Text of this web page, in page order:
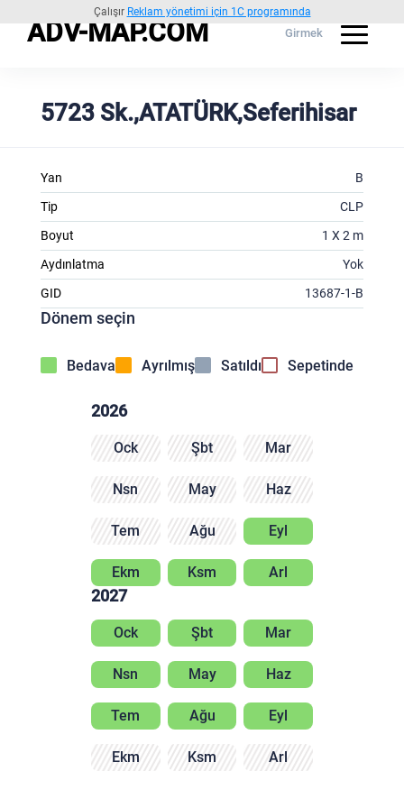
Çalışır Reklam yönetimi için 1C programında
ADV-MAP.COM Girmek
5723 Sk.,ATATÜRK,Seferihisar
Yan
B
Tip
CLP
Boyut
1 X 2 m
Aydınlatma
Yok
GID
13687-1-B
Dönem seçin
Bedava Ayrılmış Satıldı Sepetinde
2026
Ock Şbt Mar
Nsn May Haz
Tem Ağu Eyl
Ekm Ksm Arl
2027
Ock Şbt Mar
Nsn May Haz
Tem Ağu Eyl
Ekm Ksm Arl